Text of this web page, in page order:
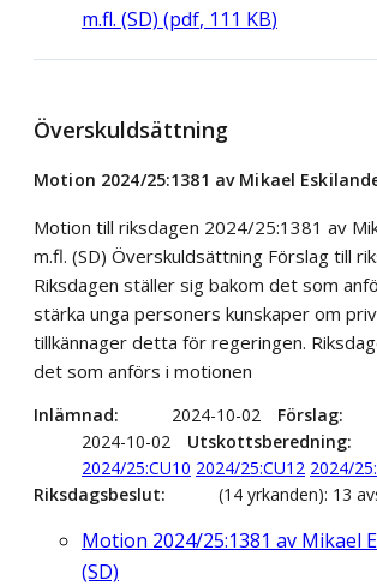
m.fl. (SD) (pdf, 111 KB)
Överskuldsättning
Motion 2024/25:1381 av Mikael
Motion till riksdagen 2024/25:1381 av
m.fl. (SD) Överskuldsättning Förslag till
Riksdagen ställer sig bakom det som
stärka unga personers kunskaper om
tillkännager detta för regeringen.
det som anförs i motionen
Inlämnad 2024-10-02 Förslag
2024-10-02
Utskottsberedning
2024/25:CU10 2024/25:CU12 2024/
Riksdagsbeslut
(14 yrkanden): 13
Motion 2024/25:1381 av Mikael
(SD)